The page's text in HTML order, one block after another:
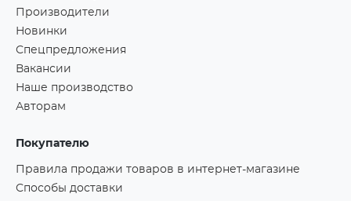
Производители
Новинки
Спецпредложения
Вакансии
Наше производство
Авторам
Покупателю
Правила продажи товаров в интернет-магазине
Способы доставки